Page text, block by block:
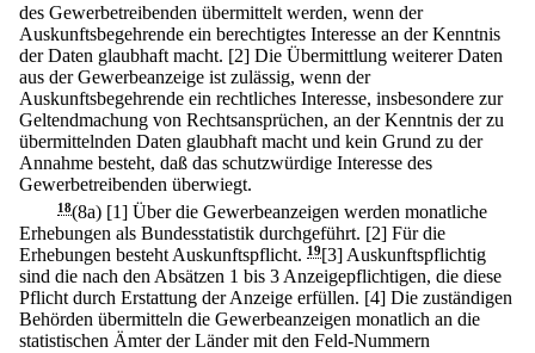
des Gewerbetreibenden übermittelt werden, wenn der
Auskunftsbegehrende ein berechtigtes Interesse an der Kenntnis
der Daten glaubhaft macht. [2] Die Übermittlung weiterer Daten
aus der Gewerbeanzeige ist zulässig, wenn der
Auskunftsbegehrende ein rechtliches Interesse, insbesondere zur
Geltendmachung von Rechtsansprüchen, an der Kenntnis der zu
übermittelnden Daten glaubhaft macht und kein Grund zu der
Annahme besteht, daß das schutzwürdige Interesse des
Gewerbetreibenden überwiegt.
18(8a) [1] Über die Gewerbeanzeigen werden monatliche
Erhebungen als Bundesstatistik durchgeführt. [2] Für die
Erhebungen besteht Auskunftspflicht. 19[3] Auskunftspflichtig
sind die nach den Absätzen 1 bis 3 Anzeigepflichtigen, die diese
Pflicht durch Erstattung der Anzeige erfüllen. [4] Die zuständigen
Behörden übermitteln die Gewerbeanzeigen monatlich an die
statistischen Ämter der Länder mit den Feld-Nummern